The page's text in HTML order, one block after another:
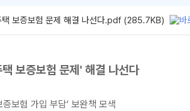
택 보증보험 문제 해결 나선다.pdf (285.7KB)
보증보험 문제' 해결 나선다
보험 가입 부담’ 보완책 모색